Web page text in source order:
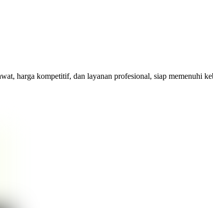
harga kompetitif, dan layanan profesional, siap memenuhi